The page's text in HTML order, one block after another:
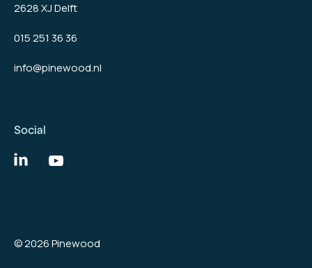
2628 XJ Delft
015 251 36 36
info@pinewood.nl
Social
© 2026 Pinewood